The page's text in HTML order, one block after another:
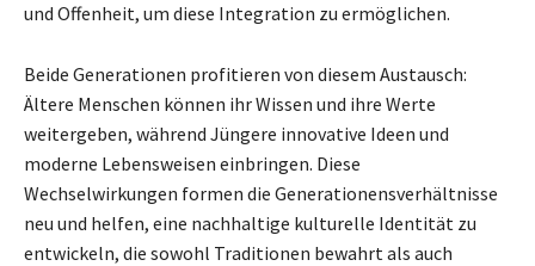
und Offenheit, um diese Integration zu ermöglichen.
Beide Generationen profitieren von diesem Austausch:
Ältere Menschen können ihr Wissen und ihre Werte
weitergeben, während Jüngere innovative Ideen und
moderne Lebensweisen einbringen. Diese
Wechselwirkungen formen die Generationensverhältnisse
neu und helfen, eine nachhaltige kulturelle Identität zu
entwickeln, die sowohl Traditionen bewahrt als auch